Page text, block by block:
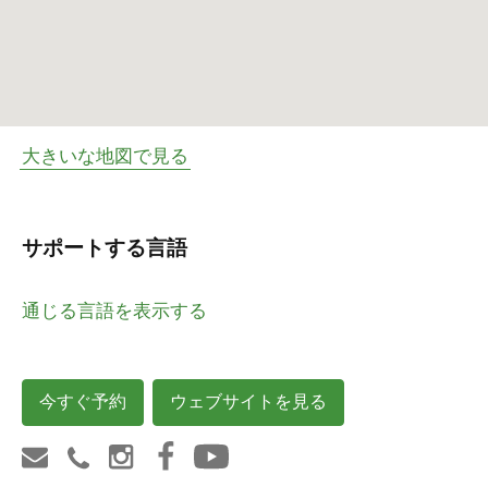
大きいな地図で見る
サポートする言語
通じる言語を表示する
今すぐ予約 ウェブサイトを見る